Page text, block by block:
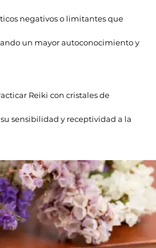
negativos o limitantes que
un mayor autoconocimiento y
Reiki con cristales de
sensibilidad y receptividad a la